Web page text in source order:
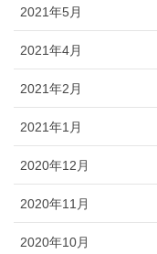
2021年5月
2021年4月
2021年2月
2021年1月
2020年12月
2020年11月
2020年10月